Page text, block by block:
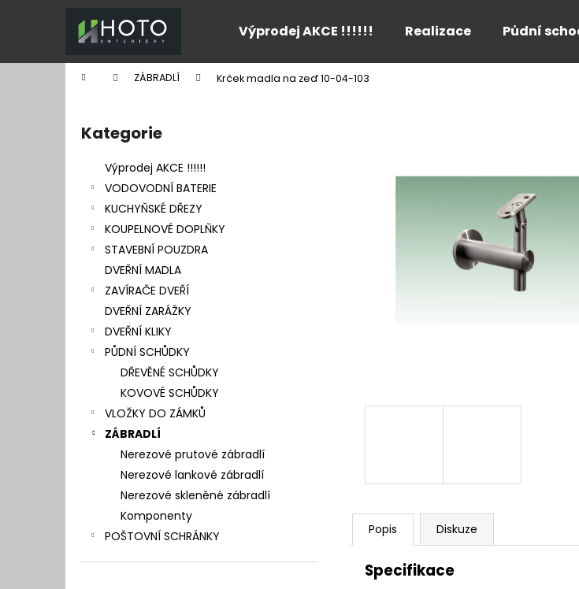
Výprodej AKCE !!!!!! Realizace Půdní
Domů ZÁBRADLÍ Krček madla na zeď 10-04-103
Přeskočit
kategorie
Kategorie
Výprodej AKCE !!!!!!
VODOVODNÍ BATERIE
KUCHYŇSKÉ DŘEZY
KOUPELNOVÉ DOPLŇKY
STAVEBNÍ POUZDRA
DVEŘNÍ MADLA
ZAVÍRAČE DVEŘÍ
DVEŘNÍ ZARÁŽKY
DVEŘNÍ KLIKY
PŮDNÍ SCHŮDKY
DŘEVĚNÉ SCHŮDKY
KOVOVÉ SCHŮDKY
VLOŽKY DO ZÁMKŮ
ZÁBRADLÍ
Nerezové prutové zábradlí
Nerezové lankové zábradlí
Nerezové skleněné zábradlí
Komponenty
POŠTOVNÍ SCHRÁNKY
Popis Diskuze
Specifikace
í
Zpět
do
Zpět
do
Co potřebujete najít?
Doporučujeme